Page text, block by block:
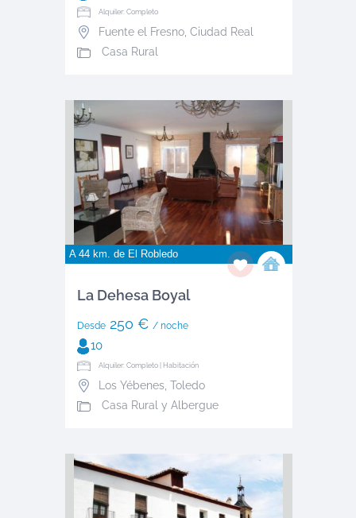
Alquiler: Completo
Fuente el Fresno, Ciudad Real
Casa Rural
A 44 km. de El Robledo
La Dehesa Boyal
Desde250 € / noche
10
Alquiler: Completo | Habitación
Los Yébenes, Toledo
Casa Rural y Albergue